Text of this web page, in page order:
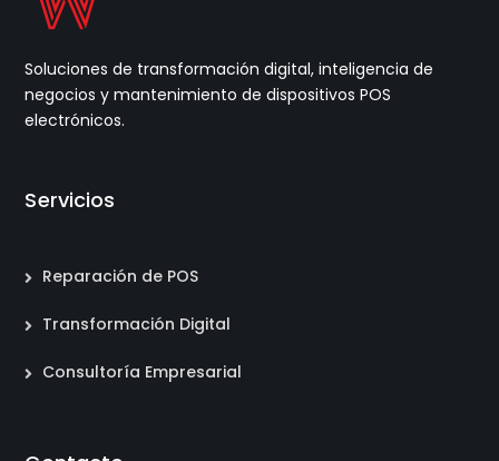
Soluciones de transformación digital, inteligencia de
negocios y mantenimiento de dispositivos POS
electrónicos.
Servicios
Reparación de POS
Transformación Digital
Consultoría Empresarial